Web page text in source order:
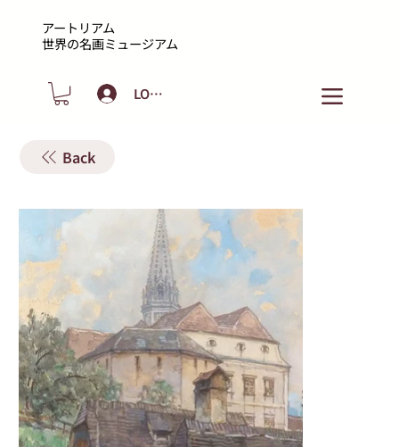
アートリアム
​世界の名画ミュージアム
LOGIN
Back